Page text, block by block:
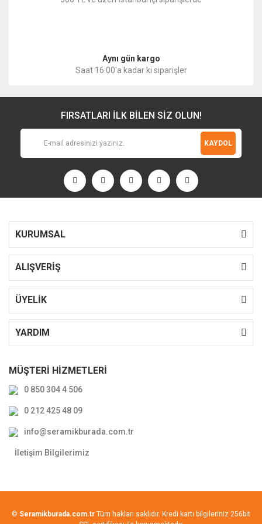
Aynı gün kargo
Saat 16:00'a kadar ki siparişler
FIRSATLARI İLK BİLEN SİZ OLUN!
KAYDOL
KURUMSAL
ALIŞVERİŞ
ÜYELİK
YARDIM
MÜŞTERİ HİZMETLERİ
0 850 304 4 506
0 212 425 48 09
info@seramikburada.com.tr
İletişim Bilgilerimiz
© Seramikburada.com.tr Tüm hakları saklıdır. Kredi kartı bilgileriniz 256bit